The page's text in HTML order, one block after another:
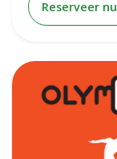
Reserveer nu